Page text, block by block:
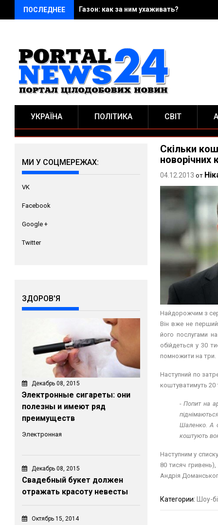
ПОСЛЕДНЕЕ Вконтакте: как в нем найти нужного
УКРАЇНА ПОЛІТИКА СВІТ
Скільки
новорічних
04.12.2013 от
Найдорожчим з
Він вже не
його послугами
обійдеться у 30
помножити на три.
Наступний по
коштуватимуть 20
- Попит на
Шаленко. А
коштують
Наступним у
80 тисяч
Андрія
Категории: Шоу-
МИ У СОЦМЕРЕЖАХ:
VK
Facebook
Google +
Twitter
ЗДОРОВ'Я
Декабрь 08, 2015
Электронные сигареты: они
полезны и имеют ряд
преимуществ
Электронная
Декабрь 08, 2015
Свадебный букет должен
отражать красоту невесты
Октябрь 15, 2014